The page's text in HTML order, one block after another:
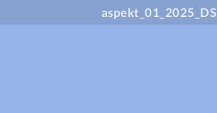
aspekt_01_2025_DS